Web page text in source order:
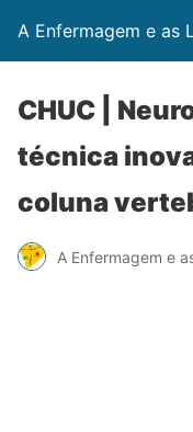
A Enfermagem e as
CHUC |
técnica
coluna
A Enfermagem e